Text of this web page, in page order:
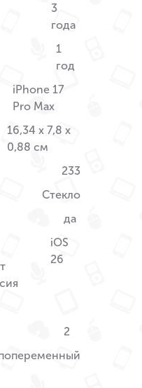
3
года
1
год
iPhone 17
Pro Max
16,34 x 7,8 x
0,88 см
233
Стекло
да
iOS
26
2